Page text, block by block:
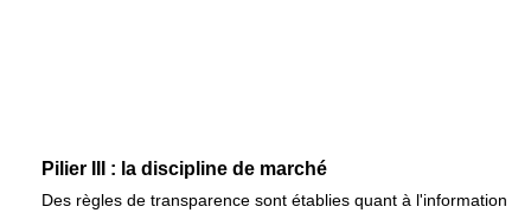
Pilier III : la discipline de marché
Des règles de transparence sont établies quant à l'information